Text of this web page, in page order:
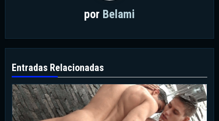
por Belami
Entradas Relacionadas